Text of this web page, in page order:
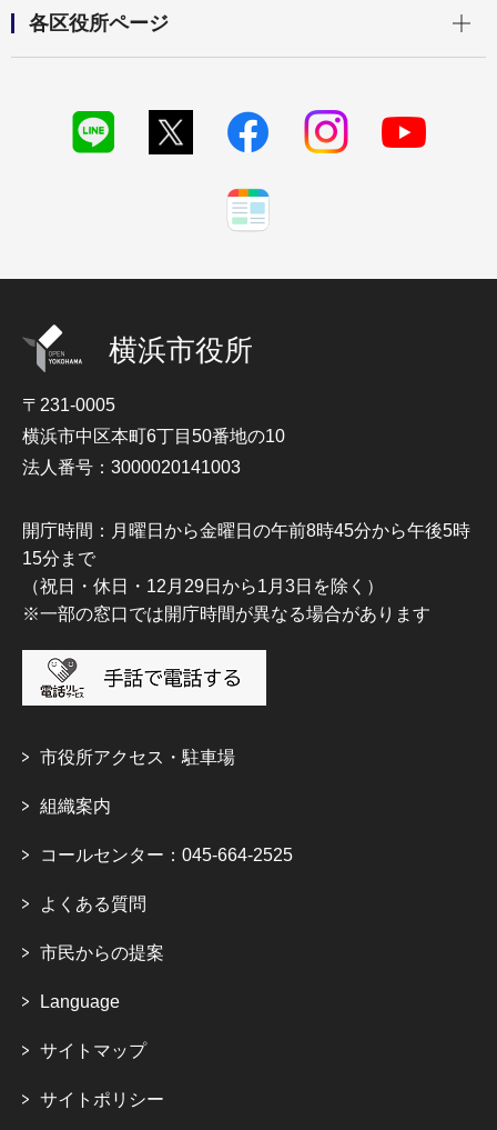
各区役所ページ
横浜市役所
〒231-0005
横浜市中区本町6丁目50番地の10
法人番号：3000020141003
開庁時間：月曜日から金曜日の午前8時45分から午後5時
15分まで
（祝日・休日・12月29日から1月3日を除く）
※一部の窓口では開庁時間が異なる場合があります
市役所アクセス・駐車場
組織案内
コールセンター：045-664-2525
よくある質問
市民からの提案
Language
サイトマップ
サイトポリシー